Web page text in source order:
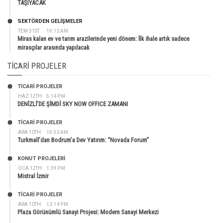
TAŞIYACAK
TEM 31ST 10:12 AM
SEKTÖRDEN GELIŞMELER
Miras kalan ev ve tarım arazilerinde yeni dönem: İlk ihale artık sadece
mirasçılar arasında yapılacak
TICARI PROJELER
HAZ 12TH 5:14 PM
TİCARİ PROJELER
DENİZLİ’DE ŞİMDİ SKY NOW OFFICE ZAMANI
ARA 10TH 10:52 AM
TİCARİ PROJELER
Turkmall’dan Bodrum’a Dev Yatırım: “Novada Forum”
OCA 12TH 1:39 PM
KONUT PROJELERI
Mistral İzmir
ARA 10TH 12:14 PM
TİCARİ PROJELER
Plaza Görünümlü Sanayi Projesi: Modern Sanayi Merkezi